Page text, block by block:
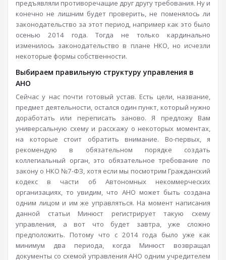
предъявляли противоречащие друг другу требования. Ну и
конечно не лишним будет проверить, не поменялось ли
законодательство за этот период, например как это было
осенью 2014 года. Тогда не только кардинально
изменилось законодательство в плане НКО, но исчезли
некоторые формы собственности.
Выбираем правильную структуру управления в
АНО
Сейчас у нас почти готовый устав. Есть цели, название,
предмет деятельности, остался один пункт, который нужно
доработать или переписать заново. Я предложу Вам
универсальную схему и расскажу о некоторых моментах,
на которые стоит обратить внимание. Во-первых, я
рекомендую в обязательном порядке создать
коллегиальный орган, это обязательное требование по
закону о НКО №7-ФЗ, хотя если мы посмотрим Гражданский
кодекс в части об Автономных некоммерческих
организациях, то увидим, что АНО может быть создана
одним лицом и им же управляться. На момент написания
данной статьи Минюст регистрирует такую схему
управления, а вот что будет завтра, уже сложно
предположить. Потому что с 2014 года было уже как
минимум два периода, когда Минюст возвращал
документы со схемой управления АНО одним учредителем